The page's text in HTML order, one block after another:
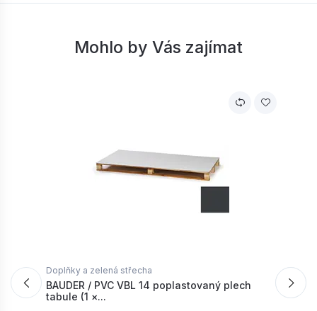
Mohlo by Vás zajímat
Doplňky a zelená střecha
BAUDER / PVC VBL 14 poplastovaný plech
tabule (1 ×...